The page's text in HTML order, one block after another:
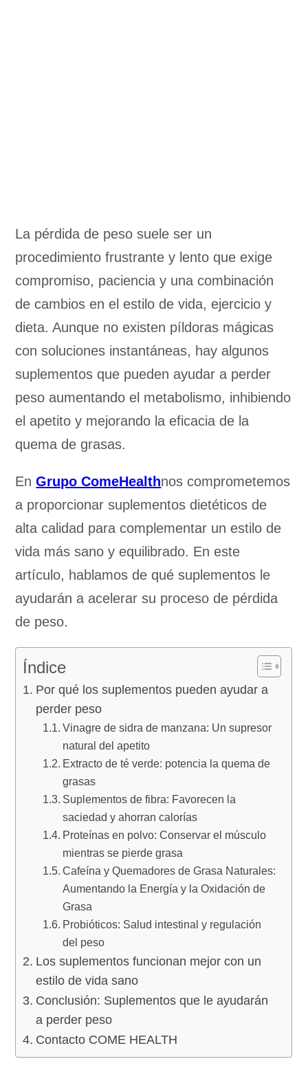
La pérdida de peso suele ser un
procedimiento frustrante y lento que exige
compromiso, paciencia y una combinación
de cambios en el estilo de vida, ejercicio y
dieta. Aunque no existen píldoras mágicas
con soluciones instantáneas, hay algunos
suplementos que pueden ayudar a perder
peso aumentando el metabolismo, inhibiendo
el apetito y mejorando la eficacia de la
quema de grasas.
EnGrupo ComeHealthnos comprometemos
a proporcionar suplementos dietéticos de
alta calidad para complementar un estilo de
vida más sano y equilibrado. En este
artículo, hablamos de qué suplementos le
ayudarán a acelerar su proceso de pérdida
de peso.
Índice
Por qué los suplementos pueden ayudar a
perder peso
Vinagre de sidra de manzana: Un supresor
natural del apetito
Extracto de té verde: potencia la quema de
grasas
Suplementos de fibra: Favorecen la
saciedad y ahorran calorías
Proteínas en polvo: Conservar el músculo
mientras se pierde grasa
Cafeína y Quemadores de Grasa Naturales:
Aumentando la Energía y la Oxidación de
Grasa
Probióticos: Salud intestinal y regulación
del peso
Los suplementos funcionan mejor con un
estilo de vida sano
Conclusión: Suplementos que le ayudarán
a perder peso
Contacto COME HEALTH